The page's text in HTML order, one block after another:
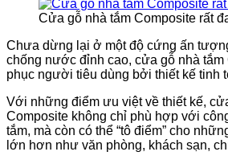
Cửa gỗ nhà tắm Composite rất
Chưa dừng lại ở một độ cứng ấn
chống nước đỉnh cao, cửa gỗ nhà tắm
phục người tiêu dùng bởi thiết kế tinh
Với những điểm ưu việt về thiết kế,
Composite không chỉ phù hợp với
tắm, mà còn có thể “tô điểm” cho
lớn hơn như văn phòng, khách sạn,